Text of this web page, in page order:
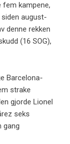
fem kampene,
august-
denne rekken
(16 SOG),
Barcelona-
strake
gjorde Lionel
seks
gang